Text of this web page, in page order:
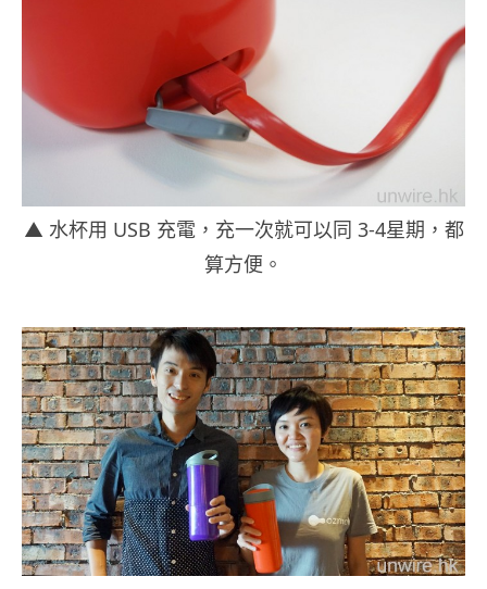
▲ 水杯用 USB 充電，充一次就可以同 3-4星期，都
算方便。